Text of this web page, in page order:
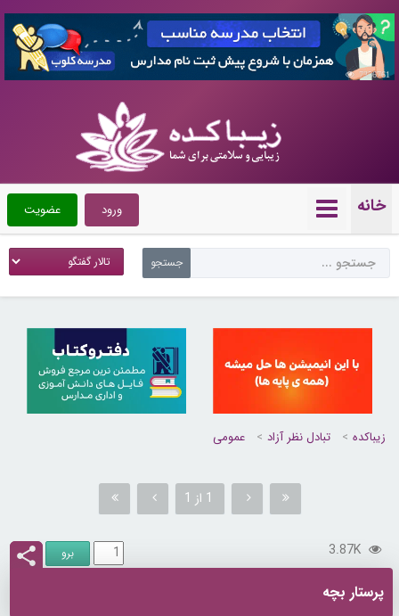
7356761
خانه عضویت ورود
زیباکده تبادل نظر آزاد عمومی
1 از 1
3.87K
پرستار بچه